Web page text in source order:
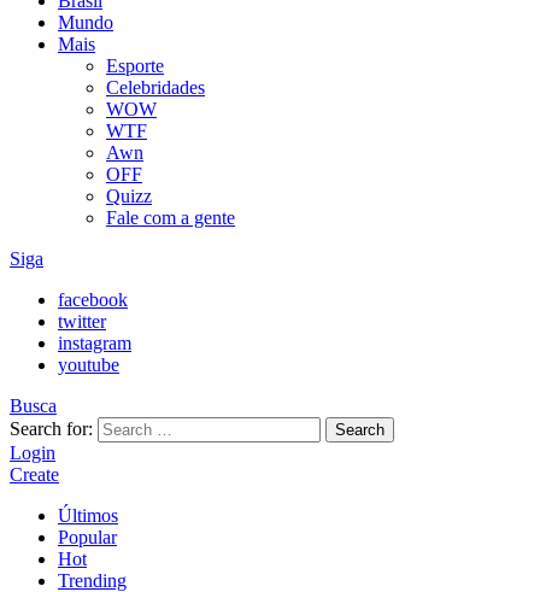
Mundo
Mais
Esporte
Celebridades
WOW
WTF
Awn
OFF
Quizz
Fale com a gente
Siga
facebook
twitter
instagram
youtube
Busca
Search for:
Search
Login
Create
Últimos
Popular
Hot
Trending